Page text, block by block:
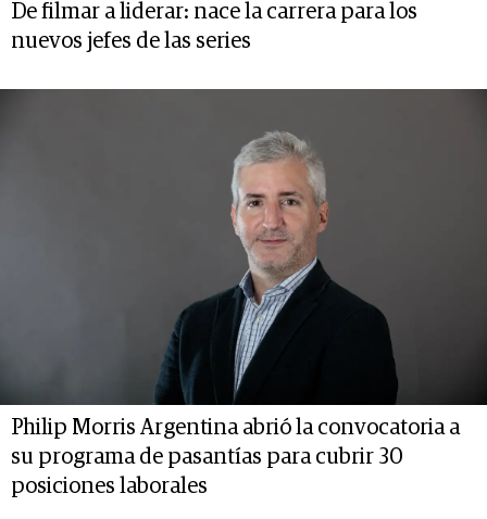
De filmar a liderar: nace la carrera para los
nuevos jefes de las series
Philip Morris Argentina abrió la convocatoria a
su programa de pasantías para cubrir 30
posiciones laborales